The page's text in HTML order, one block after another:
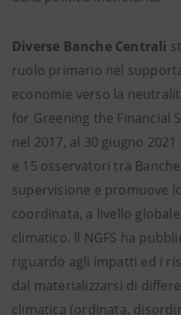
Diverse Banche Centrali
ruolo primario nel
economie verso la
for Greening the Financial
nel 2017, al 30 giugno
e 15 osservatori tra
supervisione e promuove
coordinata, a livello
climatico. Il NGFS ha
riguardo agli impatti ed i
dal materializzarsi di
climatica (ordinata,